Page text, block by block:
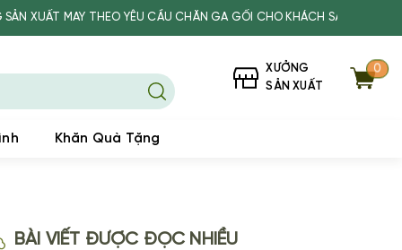
THEO YÊU CẦU CHĂN GA GỐI CHO KHÁCH SẠN, SPA, TRƯỜNG HỌC
XƯỞNG
SẢN XUẤT
0
Khăn Quà Tặng
BÀI VIẾT ĐƯỢC ĐỌC NHIỀU